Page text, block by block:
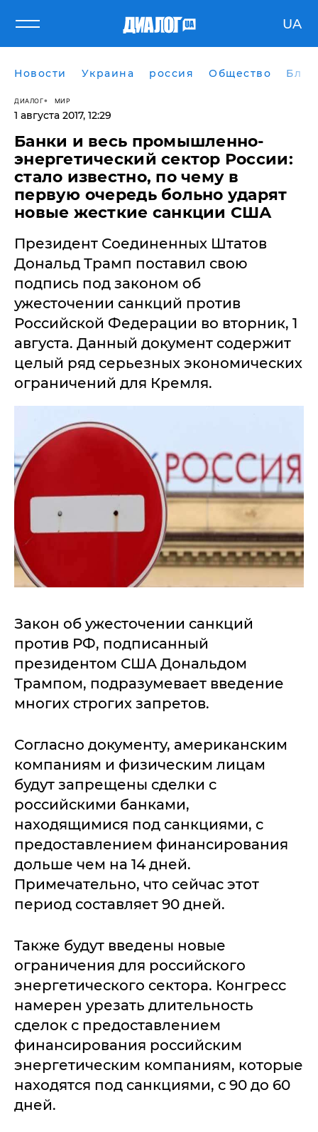
UA
Новости Украина россия Общество
ДИАЛОГ МИР
1 августа 2017, 12:29
Банки и весь промышленно-
энергетический сектор России:
стало известно, по чему в
первую очередь больно ударят
новые жесткие санкции США
Президент Соединенных Штатов
Дональд Трамп поставил свою
подпись под законом об
ужесточении санкций против
Российской Федерации во вторник, 1
августа. Данный документ содержит
целый ряд серьезных экономических
ограничений для Кремля.
Закон об ужесточении санкций
против РФ, подписанный
президентом США Дональдом
Трампом, подразумевает введение
многих строгих запретов.
Согласно документу, американским
компаниям и физическим лицам
будут запрещены сделки с
российскими банками,
находящимися под санкциями, с
предоставлением финансирования
дольше чем на 14 дней.
Примечательно, что сейчас этот
период составляет 90 дней.
Также будут введены новые
ограничения для российского
энергетического сектора. Конгресс
намерен урезать длительность
сделок с предоставлением
финансирования российским
энергетическим компаниям, которые
находятся под санкциями, с 90 до 60
дней.